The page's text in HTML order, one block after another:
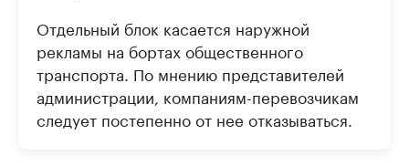
Отдельный блок касается наружной
рекламы на бортах общественного
транспорта. По мнению представителей
администрации, компаниям-перевозчикам
следует постепенно от нее отказываться.